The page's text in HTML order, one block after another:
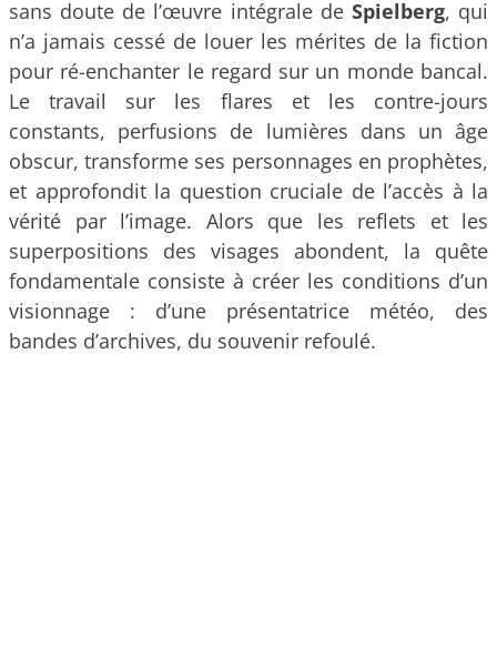
sans doute de l’œuvre intégrale de Spielberg, qui
n’a jamais cessé de louer les mérites de la fiction
pour ré-enchanter le regard sur un monde bancal.
Le travail sur les flares et les contre-jours
constants, perfusions de lumières dans un âge
obscur, transforme ses personnages en prophètes,
et approfondit la question cruciale de l’accès à la
vérité par l’image. Alors que les reflets et les
superpositions des visages abondent, la quête
fondamentale consiste à créer les conditions d’un
visionnage : d’une présentatrice météo, des
bandes d’archives, du souvenir refoulé.